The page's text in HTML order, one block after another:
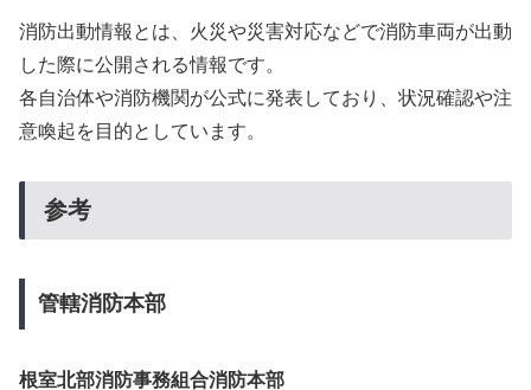
消防出動情報とは、火災や災害対応などで消防車両が出動
した際に公開される情報です。
各自治体や消防機関が公式に発表しており、状況確認や注
意喚起を目的としています。
参考
管轄消防本部
根室北部消防事務組合消防本部